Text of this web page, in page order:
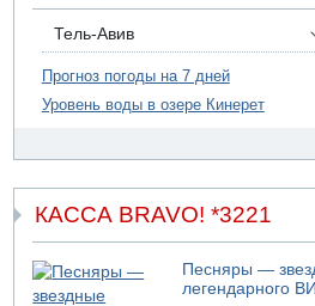
06.08.2026 11:41
Трое подростков ограбили
Взрыв в Северном Тель-Авиве
06.08.2026 08:11
Израиль провел испытания
обороны "Хец"
05.08.2026 18:28
МАДА призывает израильтян
05.08.2026 17:00
Тель-Авив
Прогноз погоды на 7 дней
Уровень воды в озере Кинерет
КАССА BRAVO! *3221
Песняры —
легендарного